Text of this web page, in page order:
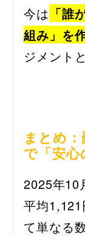
今は 「誰
組み」を
ジメント
まとめ
で「安心
2025年10
平均1,121
て単なる